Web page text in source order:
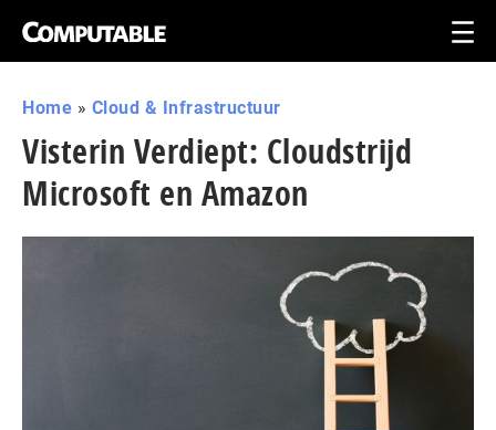
Home » Cloud & Infrastructuur
Visterin Verdiept: Cloudstrijd
Microsoft en Amazon